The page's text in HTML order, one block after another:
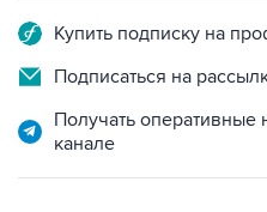
Купить подписку на
Подписаться на
Получать
канале